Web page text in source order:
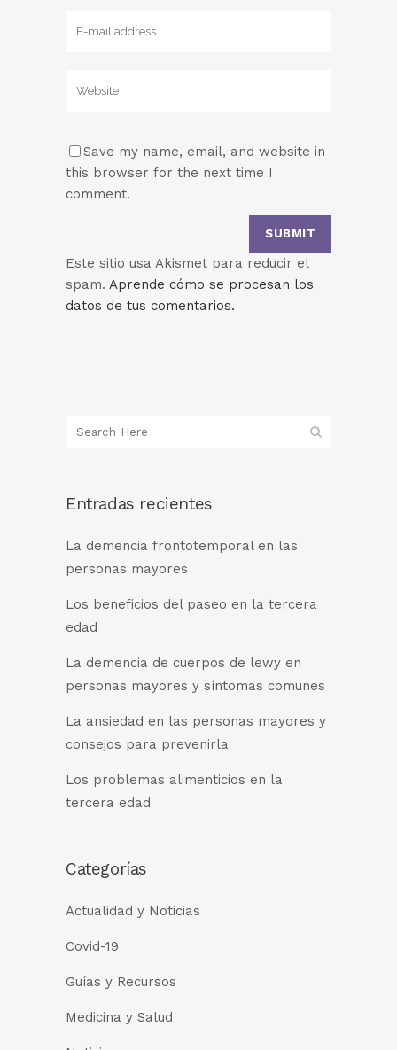
Save my name, email, and website in
this browser for the next time I
comment.
Este sitio usa Akismet para reducir el
spam. Aprende cómo se procesan los
datos de tus comentarios.
Entradas recientes
La demencia frontotemporal en las
personas mayores
Los beneficios del paseo en la tercera
edad
La demencia de cuerpos de lewy en
personas mayores y síntomas comunes
La ansiedad en las personas mayores y
consejos para prevenirla
Los problemas alimenticios en la
tercera edad
Categorías
Actualidad y Noticias
Covid-19
Guías y Recursos
Medicina y Salud